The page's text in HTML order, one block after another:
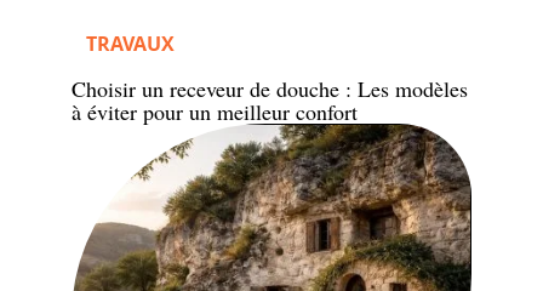
TRAVAUX
Choisir un receveur de douche : Les modèles
à éviter pour un meilleur confort